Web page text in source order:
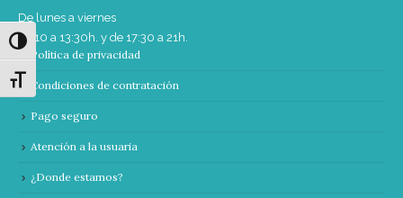
Alternar alto contraste
Alternar tamaño de letra
De lunes a viernes
de 10 a 13:30h. y de 17:30 a 21h.
Política de privacidad
Condiciones de contratación
Pago seguro
Atención a la usuaria
¿Donde estamos?